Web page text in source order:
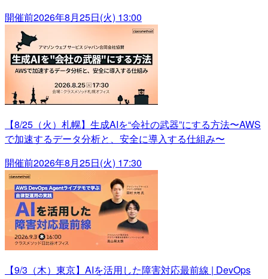
開催前2026年8月25日(火) 13:00
【8/25（火）札幌】生成AIを“会社の武器”にする方法〜AWS
で加速するデータ分析と、安全に導入する仕組み〜
開催前2026年8月25日(火) 17:30
【9/3（木）東京】AIを活用した障害対応最前線 | DevOps